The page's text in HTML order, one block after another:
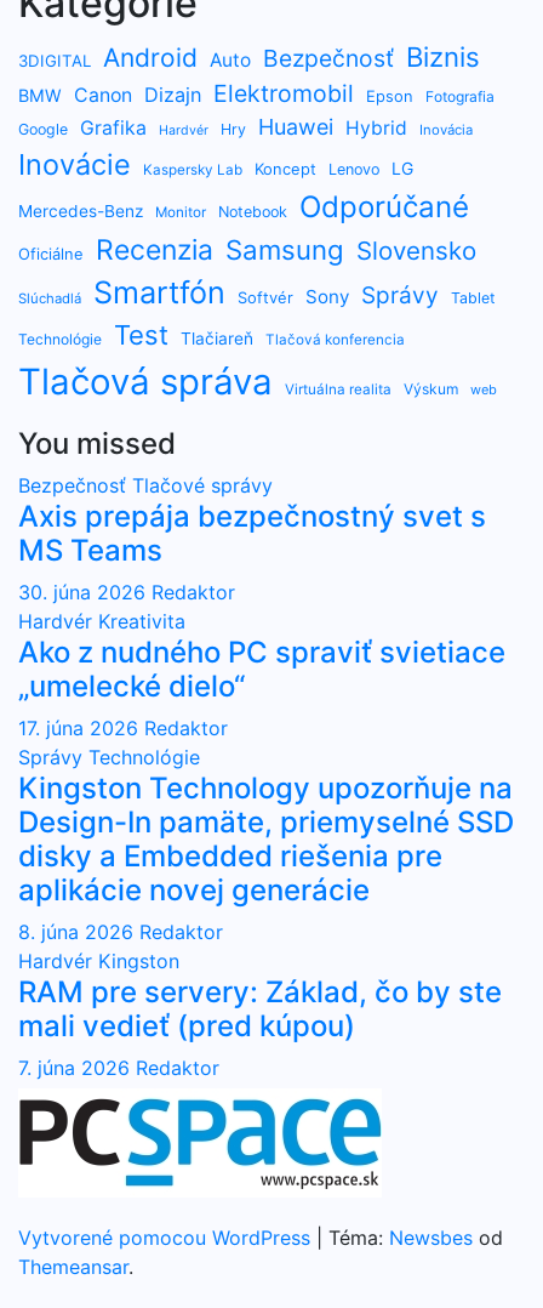
3DIGITAL Android Auto Bezpečnosť Biznis
BMW Canon Dizajn Elektromobil Epson
Fotografia
Google
Grafika Hardvér Hry Huawei Hybrid Inovácia
Inovácie Kaspersky Lab Koncept Lenovo LG
Mercedes-Benz Monitor Notebook Odporúčané
Oficiálne Recenzia Samsung Slovensko
Slúchadlá Smartfón Softvér Sony Správy Tablet
Technológie Test Tlačiareň Tlačová konferencia
Tlačová správa Virtuálna realita Výskum web
You missed
Bezpečnosť Tlačové správy
Axis prepája bezpečnostný svet s
MS Teams
30. júna 2026 Redaktor
Hardvér Kreativita
Ako z nudného PC spraviť svietiace
„umelecké dielo“
17. júna 2026 Redaktor
Správy Technológie
Kingston Technology upozorňuje na
Design-In pamäte, priemyselné SSD
disky a Embedded riešenia pre
aplikácie novej generácie
8. júna 2026 Redaktor
Hardvér Kingston
RAM pre servery: Základ, čo by ste
mali vedieť (pred kúpou)
7. júna 2026 Redaktor
Vytvorené pomocou WordPress Téma: Newsbes od
Themeansar.